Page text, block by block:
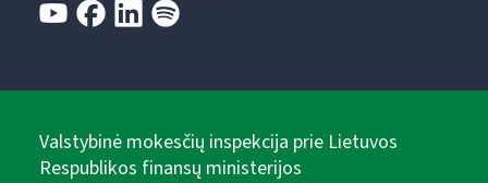
Valstybinė mokesčių inspekcija prie Lietuvos
Respublikos finansų ministerijos